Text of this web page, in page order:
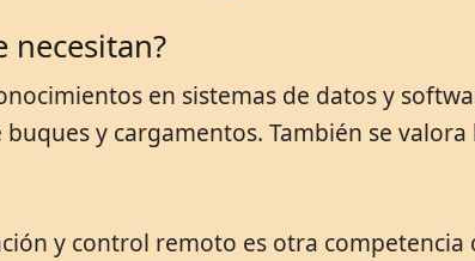
necesitan?
en sistemas de datos y
y cargamentos. También se
y control remoto es otra